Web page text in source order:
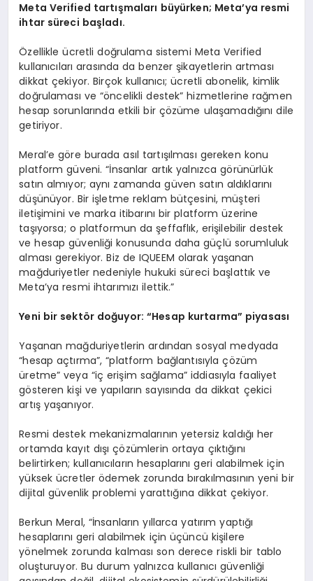
Meta Verified tartışmaları büyürken; Meta’ya resmi
ihtar süreci başladı.
Özellikle ücretli doğrulama sistemi Meta Verified
kullanıcıları arasında da benzer şikayetlerin artması
dikkat çekiyor. Birçok kullanıcı; ücretli abonelik, kimlik
doğrulaması ve “öncelikli destek” hizmetlerine rağmen
hesap sorunlarında etkili bir çözüme ulaşamadığını dile
getiriyor.
Meral’e göre burada asıl tartışılması gereken konu
platform güveni. “İnsanlar artık yalnızca görünürlük
satın almıyor; aynı zamanda güven satın aldıklarını
düşünüyor. Bir işletme reklam bütçesini, müşteri
iletişimini ve marka itibarını bir platform üzerine
taşıyorsa; o platformun da şeffaflık, erişilebilir destek
ve hesap güvenliği konusunda daha güçlü sorumluluk
alması gerekiyor. Biz de IQUEEM olarak yaşanan
mağduriyetler nedeniyle hukuki süreci başlattık ve
Meta’ya resmi ihtarımızı ilettik.”
Yeni bir sektör doğuyor: “Hesap kurtarma” piyasası
Yaşanan mağduriyetlerin ardından sosyal medyada
“hesap açtırma”, “platform bağlantısıyla çözüm
üretme” veya “iç erişim sağlama” iddiasıyla faaliyet
gösteren kişi ve yapıların sayısında da dikkat çekici
artış yaşanıyor.
Resmi destek mekanizmalarının yetersiz kaldığı her
ortamda kayıt dışı çözümlerin ortaya çıktığını
belirtirken; kullanıcıların hesaplarını geri alabilmek için
yüksek ücretler ödemek zorunda bırakılmasının yeni bir
dijital güvenlik problemi yarattığına dikkat çekiyor.
Berkun Meral, “İnsanların yıllarca yatırım yaptığı
hesaplarını geri alabilmek için üçüncü kişilere
yönelmek zorunda kalması son derece riskli bir tablo
oluşturuyor. Bu durum yalnızca kullanıcı güvenliği